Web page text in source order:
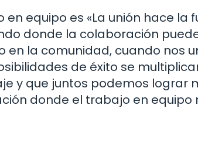
equipo es «La unión hace la
donde la colaboración
en la comunidad, cuando nos
de éxito se
y que juntos podemos lograr
donde el trabajo en equipo